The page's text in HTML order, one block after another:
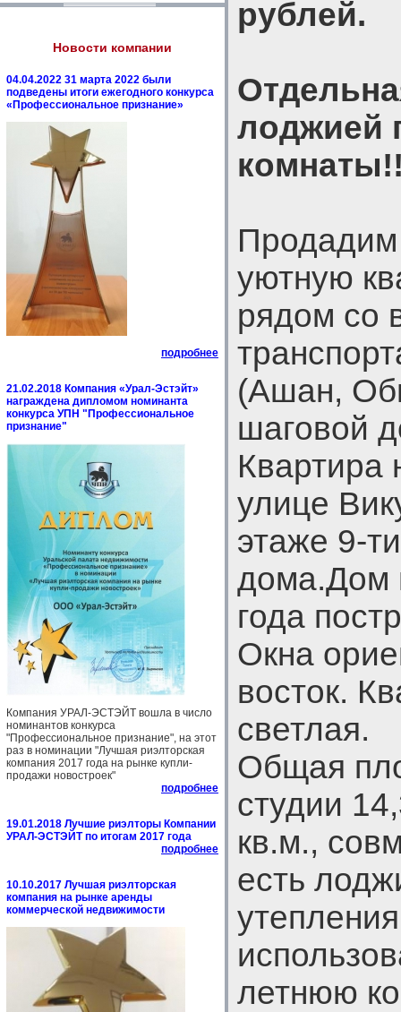
Новости компании
04.04.2022 31 марта 2022 были
подведены итоги ежегодного конкурса
«Профессиональное признание»
подробнее
21.02.2018 Компания «Урал-Эстэйт»
награждена дипломом номинанта
конкурса УПН "Профессиональное
признание"
Компания УРАЛ-ЭСТЭЙТ вошла в число
номинантов конкурса
"Профессиональное признание", на этот
раз в номинации "Лучшая риэлторская
компания 2017 года на рынке купли-
продажи новостроек"
подробнее
19.01.2018 Лучшие риэлторы Компании
УРАЛ-ЭСТЭЙТ по итогам 2017 года
подробнее
10.10.2017 Лучшая риэлторская
компания на рынке аренды
коммерческой недвижимости
рублей.
лоджией
уютную
рядом со
(Ашан,
шаговой
Квартира
улице
этаже 9-
дома.Дом
года
Окна
восток.
светлая.
Общая
студии
кв.м.,
есть
летнюю